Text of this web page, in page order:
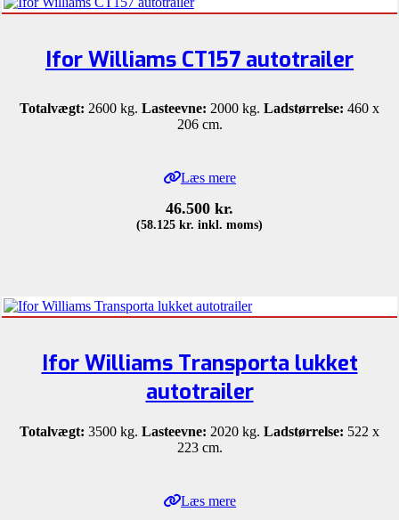
Ifor Williams CT157 autotrailer
Totalvægt: 2600 kg. Lasteevne: 2000 kg. Ladstørrelse: 460 x
206 cm.
Læs mere
46.500 kr.
(58.125 kr. inkl. moms)
Ifor Williams Transporta lukket
autotrailer
Totalvægt: 3500 kg. Lasteevne: 2020 kg. Ladstørrelse: 522 x
223 cm.
Læs mere